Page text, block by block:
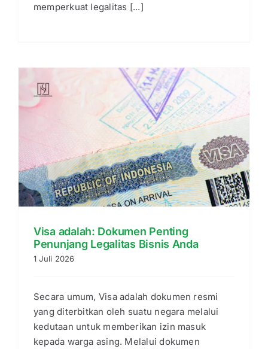
memperkuat legalitas [...]
Visa adalah: Dokumen Penting
Penunjang Legalitas Bisnis Anda
1 Juli 2026
Secara umum, Visa adalah dokumen resmi
yang diterbitkan oleh suatu negara melalui
kedutaan untuk memberikan izin masuk
kepada warga asing. Melalui dokumen